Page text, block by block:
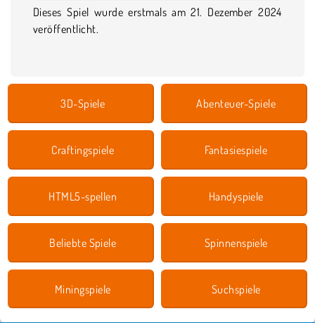
Dieses Spiel wurde erstmals am 21. Dezember 2024
veröffentlicht.
3D-Spiele Abenteuer-Spiele
Craftingspiele Fantasiespiele
HTML5-spellen Handyspiele
Beliebte Spiele Spinnenspiele
Miningspiele Suchspiele